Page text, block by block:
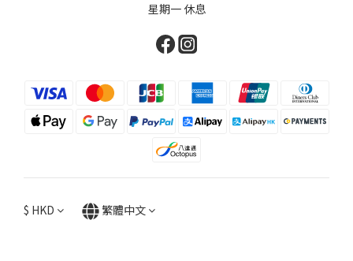
星期一 休息
$ HKD 繁體中文